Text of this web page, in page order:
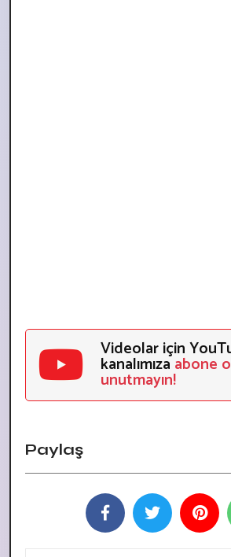
Videolar için
kanalımızaabone
unutmayın!
Paylaş